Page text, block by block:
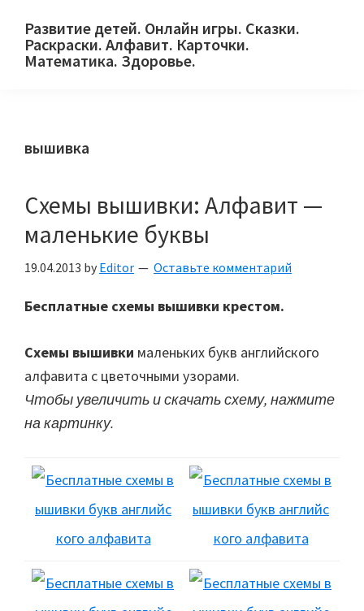
primary
main
primary
Развитие детей. Онлайн игры. Сказки.
Раскраски. Алфавит. Карточки.
Математика. Здоровье.
и
родителей.
вышивка
Схемы вышивки: Алфавит —
маленькие буквы
19.04.2013 by Editor Оставьте комментарий
Бесплатные схемы вышивки крестом.
Схемы вышивки маленьких букв английского
алфавита с цветочными узорами.
Чтобы увеличить и скачать схему, нажмите
на картинку.